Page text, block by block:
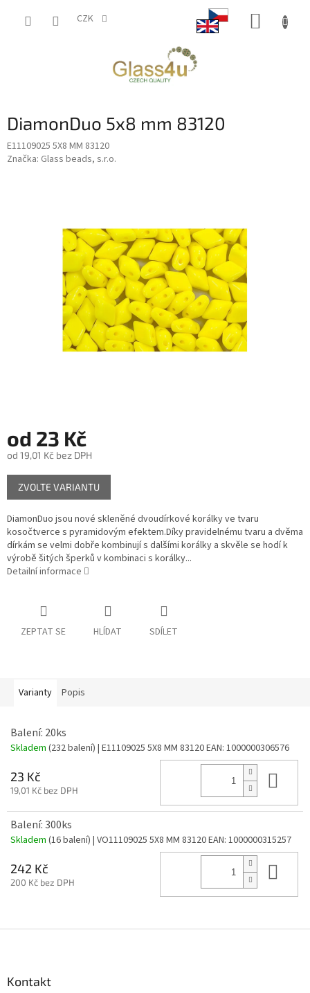
CZK
DiamonDuo 5x8 mm 83120
E11109025 5X8 MM 83120
Značka: Glass beads, s.r.o.
od 23 Kč
od 19,01 Kč bez DPH
Měrná
cena:
ZVOLTE VARIANTU
DiamonDuo jsou nové skleněné dvoudírkové korálky ve tvaru
kosočtverce s pyramidovým efektem.Díky pravidelnému tvaru a dvěma
dírkám se velmi dobře kombinují s dalšími korálky a skvěle se hodí k
výrobě šitých šperků v kombinaci s korálky...
Detailní informace
ZEPTAT SE HLÍDAT SDÍLET
Varianty Popis
Balení: 20ks
Skladem (232 balení) | E11109025 5X8 MM 83120EAN: 1000000306576
23 Kč
19,01 Kč bez DPH
Balení: 300ks
Skladem (16 balení) | VO11109025 5X8 MM 83120EAN: 1000000315257
242 Kč
200 Kč bez DPH
Kontakt